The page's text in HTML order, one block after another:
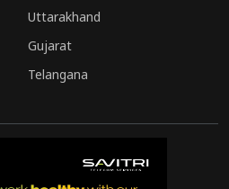
Uttarakhand
Gujarat
Telangana